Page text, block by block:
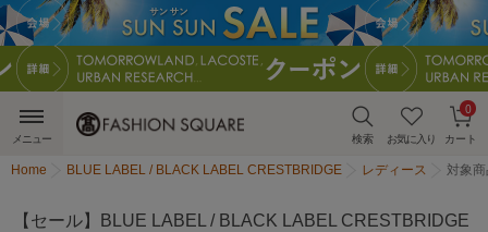
検索 お気に入り カート
0
メニュー
Home BLUE LABEL / BLACK LABEL CRESTBRIDGE レディース 対象
【セール】BLUE LABEL / BLACK LABEL CRESTBRIDGE